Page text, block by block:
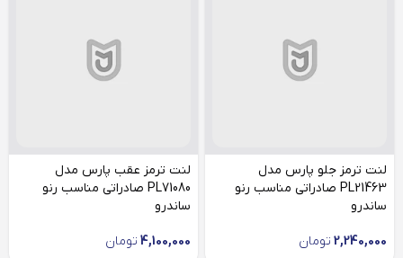
لنت ترمز جلو پارس مدل
PL21463 صادراتی مناسب رنو
ساندرو
2,240,000 تومان
لنت ترمز عقب پارس مدل
PL71080 صادراتی مناسب رنو
ساندرو
4,100,000 تومان